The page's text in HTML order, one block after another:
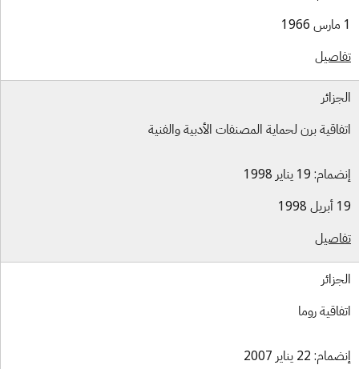
برن لحماية المصنفات الأدبية والفنية
19 يناير 1998
روما
22 يناير 2007